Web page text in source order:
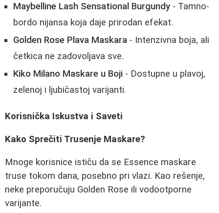
Maybelline Lash Sensational Burgundy - Tamno-
bordo nijansa koja daje prirodan efekat.
Golden Rose Plava Maskara - Intenzivna boja, ali
četkica ne zadovoljava sve.
Kiko Milano Maskare u Boji - Dostupne u plavoj,
zelenoj i ljubičastoj varijanti.
Korisnička Iskustva i Saveti
Kako Sprečiti Trusenje Maskare?
Mnoge korisnice ističu da se Essence maskare
truse tokom dana, posebno pri vlazi. Kao rešenje,
neke preporučuju Golden Rose ili vodootporne
varijante.